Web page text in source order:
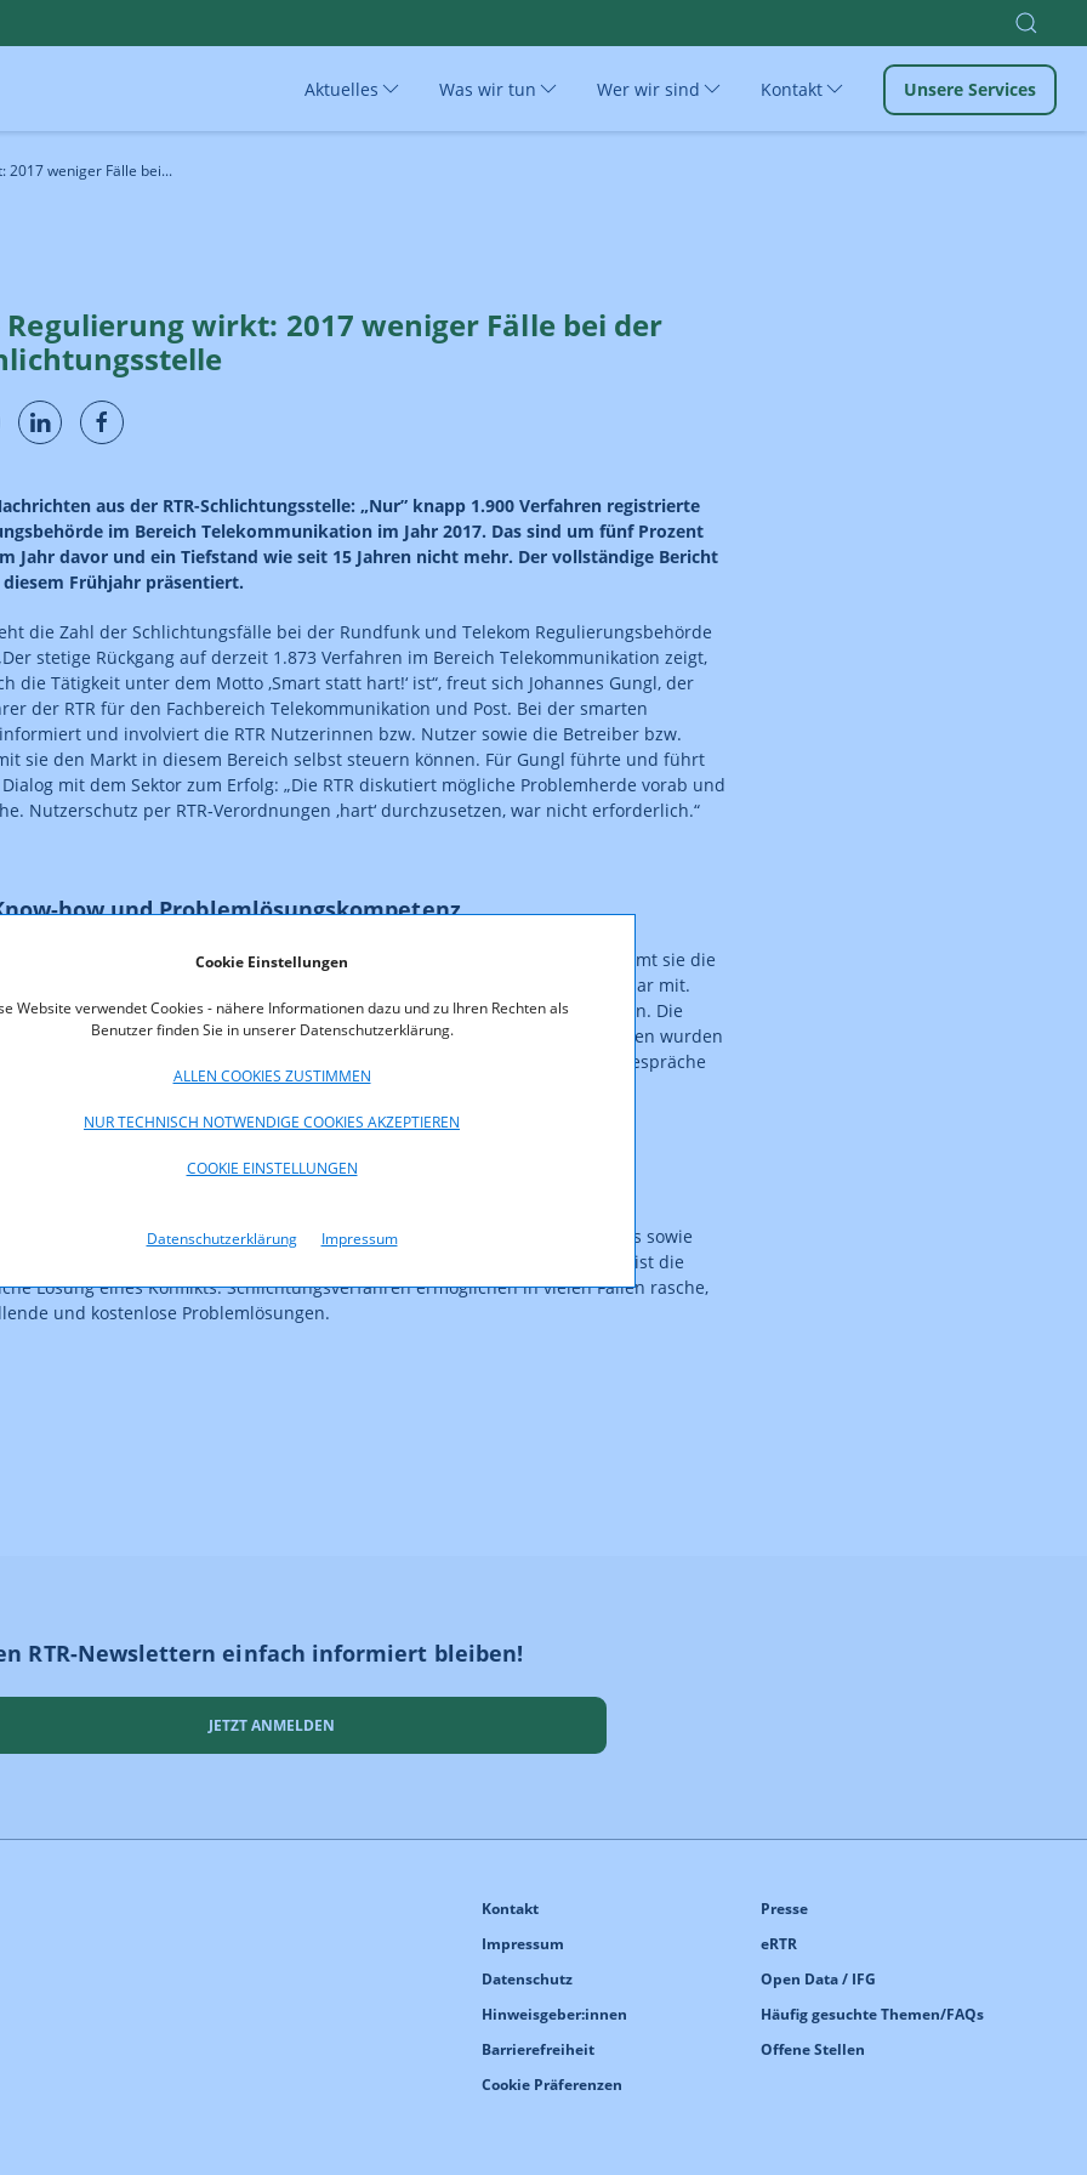
Cookie Einstellungen
Website verwendet Cookies - nähere Informationen dazu und zu Ihren Rechten als
Benutzer finden Sie in unserer Datenschutzerklärung.
ALLEN COOKIES ZUSTIMMEN
NUR TECHNISCH NOTWENDIGE COOKIES AKZEPTIEREN
COOKIE EINSTELLUNGEN
Datenschutzerklärung Impressum
Aktuelles Was wir tun Wer wir sind Kontakt Unsere Services
2017 weniger Fälle bei...
wirkt: 2017 weniger Fälle bei der
aus der RTR-Schlichtungsstelle: „Nur” knapp 1.900 Verfahren registrierte
im Bereich Telekommunikation im Jahr 2017. Das sind um fünf Prozent
Jahr davor und ein Tiefstand wie seit 15 Jahren nicht mehr. Der vollständige Bericht
Frühjahr präsentiert.
die Zahl der Schlichtungsfälle bei der Rundfunk und Telekom Regulierungsbehörde
stetige Rückgang auf derzeit 1.873 Verfahren im Bereich Telekommunikation zeigt,
die Tätigkeit unter dem Motto ‚Smart statt hart!‘ ist“, freut sich Johannes Gungl, der
der RTR für den Fachbereich Telekommunikation und Post. Bei der smarten
und involviert die RTR Nutzerinnen bzw. Nutzer sowie die Betreiber bzw.
sie den Markt in diesem Bereich selbst steuern können. Für Gungl führte und führt
mit dem Sektor zum Erfolg: „Die RTR diskutiert mögliche Problemherde vorab und
Nutzerschutz per RTR‑Verordnungen ‚hart‘ durchzusetzen, war nicht erforderlich.“
how und Problemlösungskompetenz
Jahren betraut der Gesetzgeber die RTR mit dem Nutzerschutz. Dabei bekommt sie die
der regulatorischen Entscheidungen auf Nutzerinnen und Nutzer unmittelbar mit.
Problemfelder vorzeitig auf, die möglicherweise eine Steuerung brauchen. Die
Jahren Schlichtungstätigkeit ist laut Gungl beachtlich: „Rund 60.000 Verfahren wurden
als 50.000 schriftliche Anfragen beantwortet und zehntausende Beratungsgespräche
vermittelt die RTR zwischen Nutzerinnen und Nutzern einerseits sowie
bzw. Betreibern von Telekommunikationsdiensten andererseits. Ziel ist die
Lösung eines Konflikts. Schlichtungsverfahren ermöglichen in vielen Fällen rasche,
und kostenlose Problemlösungen.
RTR-Newslettern einfach informiert bleiben!
JETZT ANMELDEN
Presse
eRTR
Open Data / IFG
Häufig gesuchte Themen/FAQs
Offene Stellen
Kontakt
Impressum
Datenschutz
Hinweisgeber:innen
Barrierefreiheit
Cookie Präferenzen